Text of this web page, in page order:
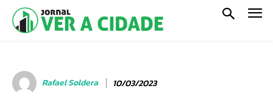
Rafael Soldera 10/03/2023